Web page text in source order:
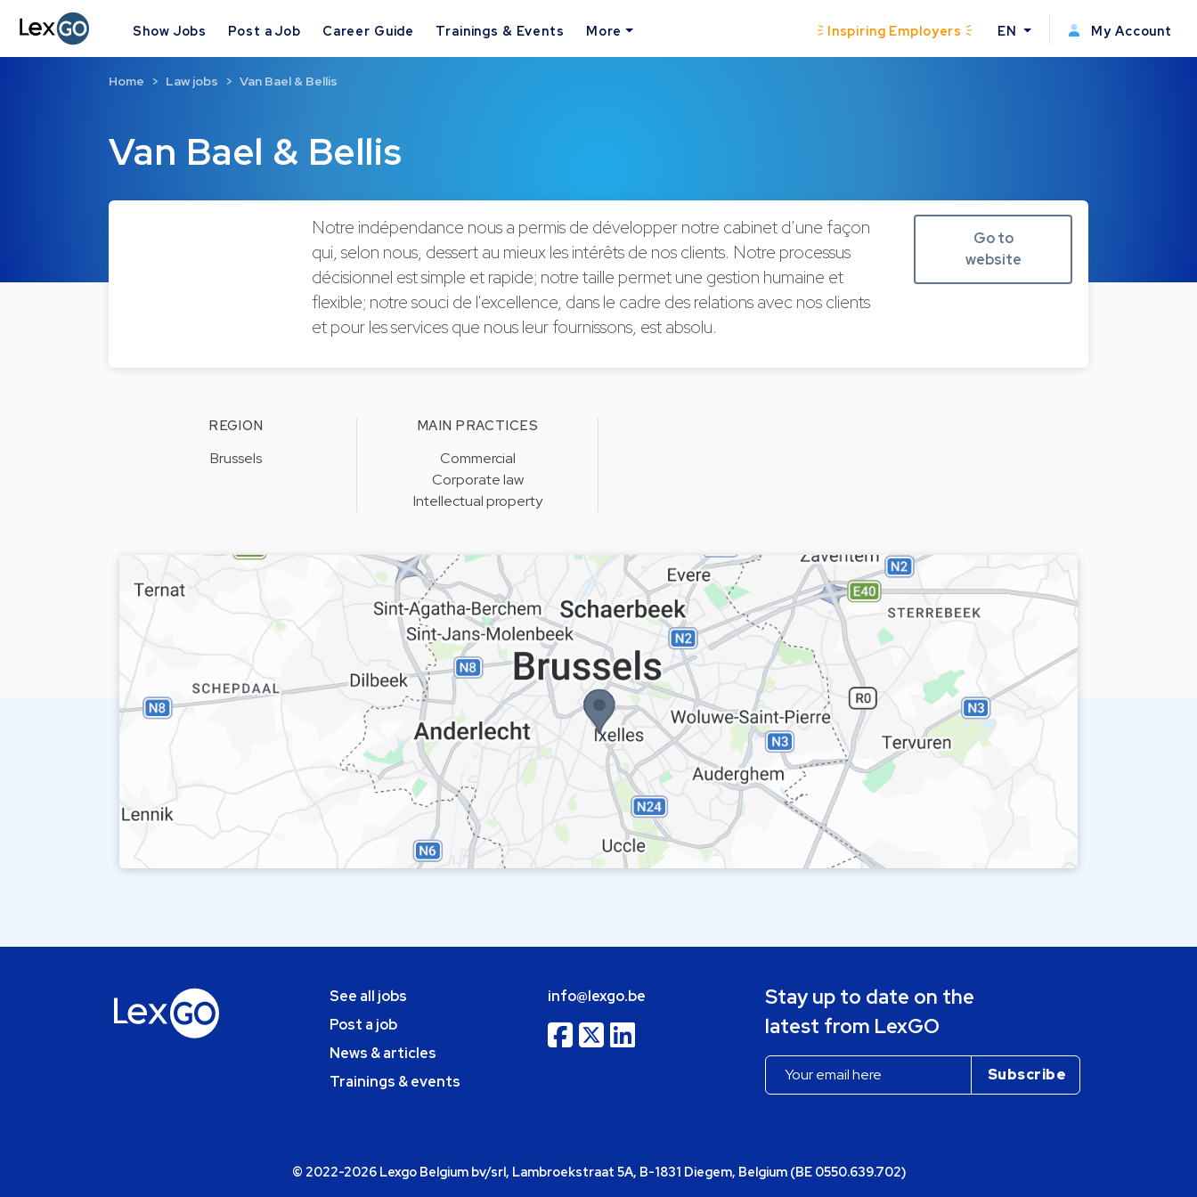
Show Jobs Post a Job Career Guide Trainings & Events More Inspiring Employers EN My Account
Van Bael & Bellis
Home Law jobs Van Bael & Bellis
Notre indépendance nous a permis de développer notre cabinet d’une façon
qui, selon nous, dessert au mieux les intérêts de nos clients. Notre processus
décisionnel est simple et rapide; notre taille permet une gestion humaine et
flexible; notre souci de l'excellence, dans le cadre des relations avec nos clients
et pour les services que nous leur fournissons, est absolu.
Go to
website
REGION
Brussels
MAIN PRACTICES
Commercial
Corporate law
Intellectual property
See all jobs
Post a job
News & articles
Trainings & events
info@lexgo.be
Stay up to date on the
latest from LexGO
© 2022-2026 Lexgo Belgium bv/srl, Lambroekstraat 5A, B-1831 Diegem, Belgium (BE 0550.639.702)